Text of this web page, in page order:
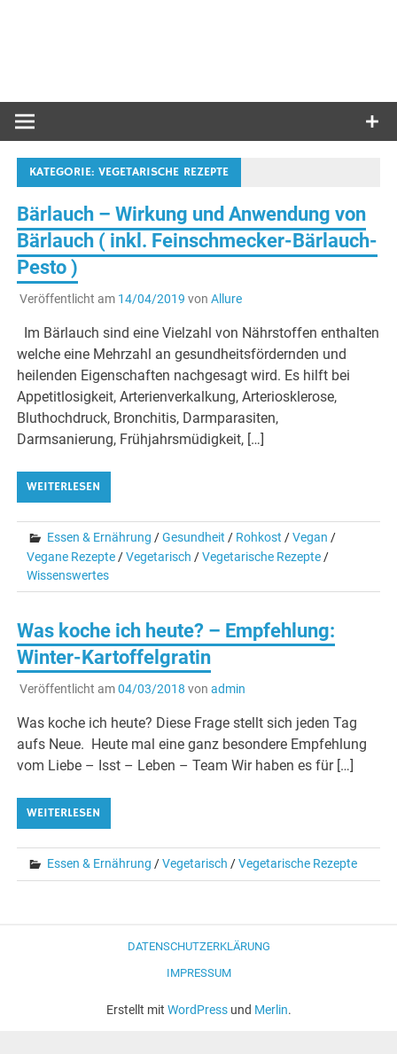
KATEGORIE:VEGETARISCHE REZEPTE
Bärlauch – Wirkung und Anwendung von
Bärlauch ( inkl. Feinschmecker-Bärlauch-
Pesto )
Veröffentlicht am 14/04/2019 von Allure
Im Bärlauch sind eine Vielzahl von Nährstoffen enthalten
welche eine Mehrzahl an gesundheitsfördernden und
heilenden Eigenschaften nachgesagt wird. Es hilft bei
Appetitlosigkeit, Arterienverkalkung, Arteriosklerose,
Bluthochdruck, Bronchitis, Darmparasiten,
Darmsanierung, Frühjahrsmüdigkeit, […]
WEITERLESEN
Essen & Ernährung /Gesundheit / Rohkost /Vegan /
Vegane Rezepte/Vegetarisch /Vegetarische Rezepte/
Wissenswertes
Was koche ich heute? – Empfehlung:
Winter-Kartoffelgratin
Veröffentlicht am04/03/2018 von admin
Was koche ich heute? Diese Frage stellt sich jeden Tag
aufs Neue. Heute mal eine ganz besondere Empfehlung
vom Liebe – Isst – Leben – Team Wir haben es für […]
WEITERLESEN
Essen & Ernährung /Vegetarisch /Vegetarische Rezepte
DATENSCHUTZERKLÄRUNG
IMPRESSUM
Erstellt mit WordPressund Merlin.